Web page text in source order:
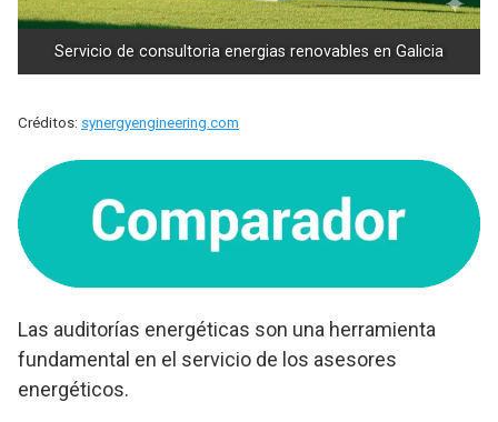
Servicio de consultoria energias renovables en Galicia
Créditos: synergyengineering.com
Las auditorías energéticas son una herramienta
fundamental en el servicio de los asesores
energéticos.